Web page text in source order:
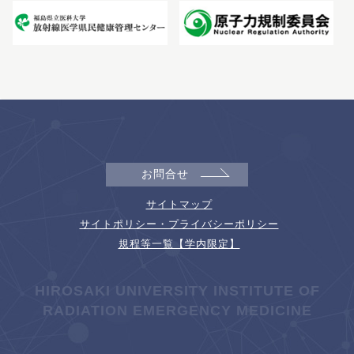
お問合せ
サイトマップ
サイトポリシー・プライバシーポリシー
規程等一覧【学内限定】
HIROSAKI UNIVERSITY INSTITUTE OF
RADIATION EMERGENCY MEDICINE